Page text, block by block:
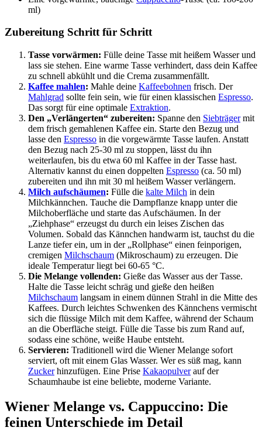
ml)
Zubereitung Schritt für Schritt
Tasse vorwärmen: Fülle deine Tasse mit heißem Wasser und
lass sie stehen. Eine warme Tasse verhindert, dass dein Kaffee
zu schnell abkühlt und die Crema zusammenfällt.
Kaffee mahlen: Mahle deine Kaffeebohnen frisch. Der
Mahlgrad sollte fein sein, wie für einen klassischen Espresso.
Das sorgt für eine optimale Extraktion.
Den „Verlängerten“ zubereiten: Spanne den Siebträgermit
dem frisch gemahlenen Kaffee ein. Starte den Bezug und
lasse den Espresso in die vorgewärmte Tasse laufen. Anstatt
den Bezug nach 25-30 ml zu stoppen, lässt du ihn
weiterlaufen, bis du etwa 60 ml Kaffee in der Tasse hast.
Alternativ kannst du einen doppelten Espresso (ca. 50 ml)
zubereiten und ihn mit 30 ml heißem Wasser verlängern.
Milch aufschäumen: Fülle die kalte Milch in dein
Milchkännchen. Tauche die Dampflanze knapp unter die
Milchoberfläche und starte das Aufschäumen. In der
„Ziehphase“ erzeugst du durch ein leises Zischen das
Volumen. Sobald das Kännchen handwarm ist, tauchst du die
Lanze tiefer ein, um in der „Rollphase“ einen feinporigen,
cremigen Milchschaum (Mikroschaum) zu erzeugen. Die
ideale Temperatur liegt bei 60-65 °C.
Die Melange vollenden: Gieße das Wasser aus der Tasse.
Halte die Tasse leicht schräg und gieße den heißen
Milchschaum langsam in einem dünnen Strahl in die Mitte des
Kaffees. Durch leichtes Schwenken des Kännchens vermischt
sich die flüssige Milch mit dem Kaffee, während der Schaum
an die Oberfläche steigt. Fülle die Tasse bis zum Rand auf,
sodass eine schöne, weiße Haube entsteht.
Servieren: Traditionell wird die Wiener Melange sofort
serviert, oft mit einem Glas Wasser. Wer es süß mag, kann
Zuckerhinzufügen. Eine Prise Kakaopulverauf der
Schaumhaube ist eine beliebte, moderne Variante.
Wiener Melange vs. Cappuccino: Die
feinen Unterschiede im Detail